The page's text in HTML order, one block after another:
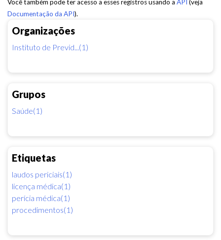
Organizações
Instituto de Previd...(1)
Grupos
Saúde(1)
Etiquetas
laudos periciais(1)
licença médica(1)
perícia médica(1)
procedimentos(1)
Você também pode ter acesso a esses registros usando a API (veja
Documentação da API).